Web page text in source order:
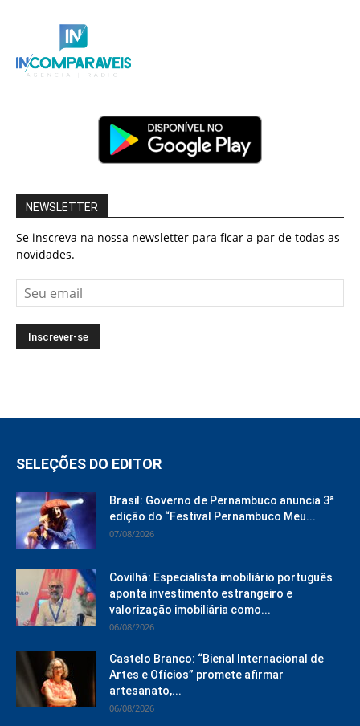
NEWSLETTER
Se inscreva na nossa newsletter para ficar a par de todas as
novidades.
SELEÇÕES DO EDITOR
Brasil: Governo de Pernambuco anuncia 3ª
edição do “Festival Pernambuco Meu...
07/08/2026
Covilhã: Especialista imobiliário português
aponta investimento estrangeiro e
valorização imobiliária como...
06/08/2026
Castelo Branco: “Bienal Internacional de
Artes e Ofícios” promete afirmar
artesanato,...
06/08/2026